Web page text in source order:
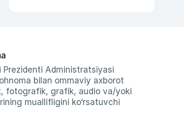
Prezidenti Administratsiyasi
bilan ommaviy axborot
fotografik, grafik, audio va/yoki
muallifligini ko‘rsatuvchi